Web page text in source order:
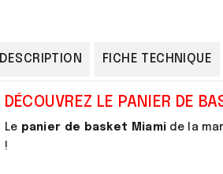
DESCRIPTION FICHE TECHNIQUE
DÉCOUVREZ LE PANIER DE
Le panier de basket Miami de la
!